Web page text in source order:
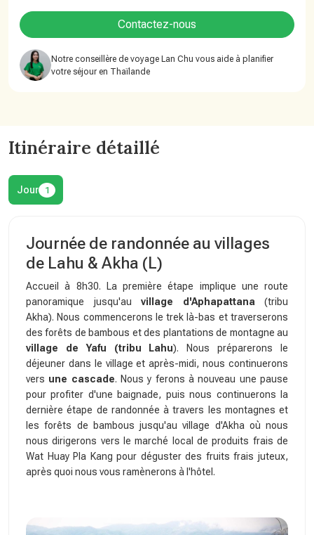
Contactez-nous
Notre conseillère de voyage Lan Chu vous aide à planifier
votre séjour en Thaïlande
Itinéraire détaillé
Jour 1
Journée de randonnée au villages
de Lahu & Akha (L)
Accueil à 8h30. La première étape implique une route
panoramique jusqu'au village d'Aphapattana (tribu
Akha). Nous commencerons le trek là-bas et traverserons
des forêts de bambous et des plantations de montagne au
village de Yafu (tribu Lahu). Nous préparerons le
déjeuner dans le village et après-midi, nous continuerons
vers une cascade. Nous y ferons à nouveau une pause
pour profiter d'une baignade, puis nous continuerons la
dernière étape de randonnée à travers les montagnes et
les forêts de bambous jusqu'au village d'Akha où nous
nous dirigerons vers le marché local de produits frais de
Wat Huay Pla Kang pour déguster des fruits frais juteux,
après quoi nous vous ramènerons à l'hôtel.